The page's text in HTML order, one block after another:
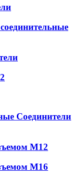
Соединители
М12
М16